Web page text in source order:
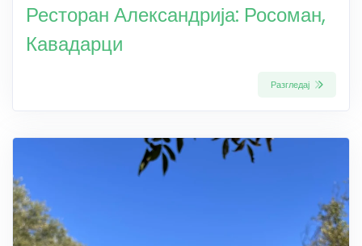
Ресторан Александрија: Росоман,
Кавадарци
Разгледај